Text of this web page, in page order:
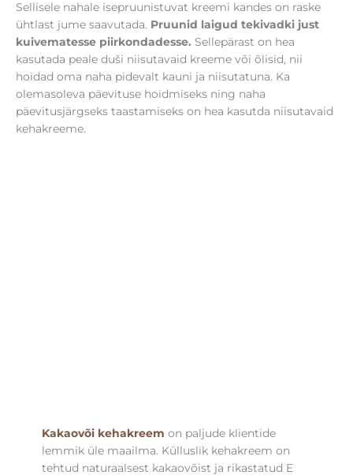
Sellisele nahale isepruunistuvat kreemi kandes on raske
ühtlast jume saavutada. Pruunid laigud tekivadki just
kuivematesse piirkondadesse. Sellepärast on hea
kasutada peale duši niisutavaid kreeme või õlisid, nii
hoidad oma naha pidevalt kauni ja niisutatuna. Ka
olemasoleva päevituse hoidmiseks ning naha
päevitusjärgseks taastamiseks on hea kasutda niisutavaid
kehakreeme.
Kakaovõi kehakreem on paljude klientide
lemmik üle maailma. Külluslik kehakreem on
tehtud naturaalsest kakaovõist ja rikastatud E